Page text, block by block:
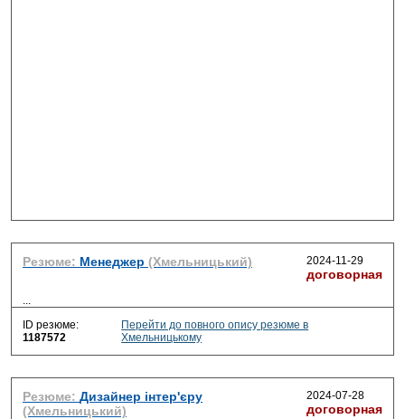
Резюме: Менеджер (Хмельницький) 2024-11-29
договорная
...
ID резюме:
1187572
Перейти до повного опису резюме в
Хмельницькому
Резюме: Дизайнер інтер'єру
(Хмельницький)
2024-07-28
договорная